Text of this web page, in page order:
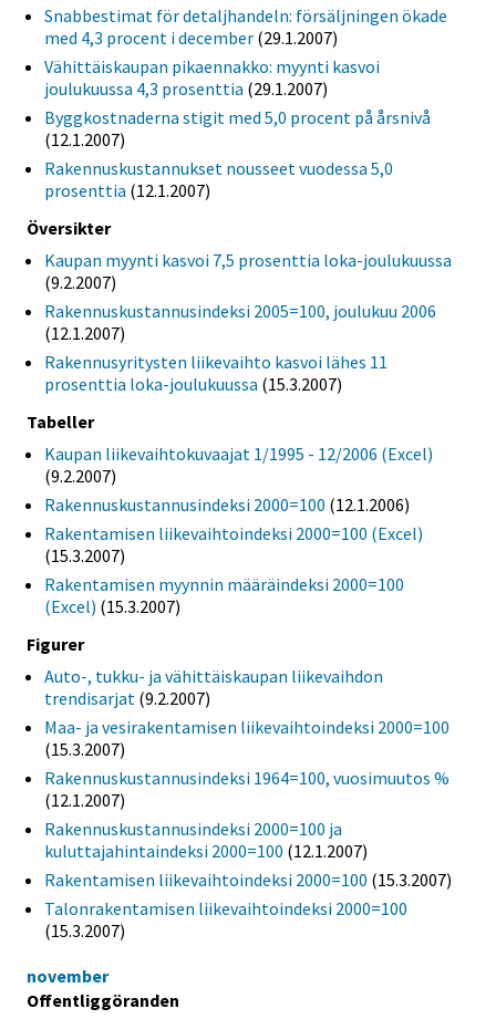
Snabbestimat för detaljhandeln: försäljningen ökade
med 4,3 procent i december (29.1.2007)
Vähittäiskaupan pikaennakko: myynti kasvoi
joulukuussa 4,3 prosenttia (29.1.2007)
Byggkostnaderna stigit med 5,0 procent på årsnivå
(12.1.2007)
Rakennuskustannukset nousseet vuodessa 5,0
prosenttia (12.1.2007)
Översikter
Kaupan myynti kasvoi 7,5 prosenttia loka-joulukuussa
(9.2.2007)
Rakennuskustannusindeksi 2005=100, joulukuu 2006
(12.1.2007)
Rakennusyritysten liikevaihto kasvoi lähes 11
prosenttia loka-joulukuussa (15.3.2007)
Tabeller
Kaupan liikevaihtokuvaajat 1/1995 - 12/2006 (Excel)
(9.2.2007)
Rakennuskustannusindeksi 2000=100 (12.1.2006)
Rakentamisen liikevaihtoindeksi 2000=100 (Excel)
(15.3.2007)
Rakentamisen myynnin määräindeksi 2000=100
(Excel) (15.3.2007)
Figurer
Auto-, tukku- ja vähittäiskaupan liikevaihdon
trendisarjat (9.2.2007)
Maa- ja vesirakentamisen liikevaihtoindeksi 2000=100
(15.3.2007)
Rakennuskustannusindeksi 1964=100, vuosimuutos %
(12.1.2007)
Rakennuskustannusindeksi 2000=100 ja
kuluttajahintaindeksi 2000=100 (12.1.2007)
Rakentamisen liikevaihtoindeksi 2000=100 (15.3.2007)
Talonrakentamisen liikevaihtoindeksi 2000=100
(15.3.2007)
november
Offentliggöranden